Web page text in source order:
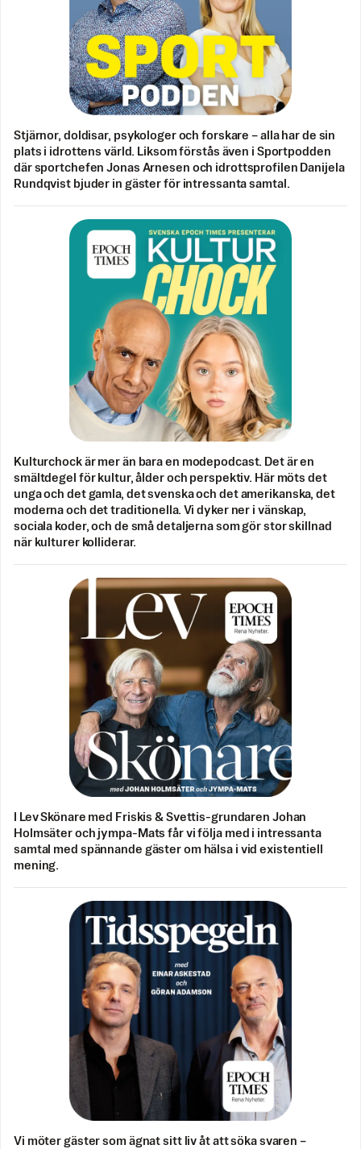
Stjärnor, doldisar, psykologer och forskare – alla har de sin
plats i idrottens värld. Liksom förstås även i Sportpodden
där sportchefen Jonas Arnesen och idrottsprofilen Danijela
Rundqvist bjuder in gäster för intressanta samtal.
Kulturchock är mer än bara en modepodcast. Det är en
smältdegel för kultur, ålder och perspektiv. Här möts det
unga och det gamla, det svenska och det amerikanska, det
moderna och det traditionella. Vi dyker ner i vänskap,
sociala koder, och de små detaljerna som gör stor skillnad
när kulturer kolliderar.
I Lev Skönare med Friskis & Svettis-grundaren Johan
Holmsäter och jympa-Mats får vi följa med i intressanta
samtal med spännande gäster om hälsa i vid existentiell
mening.
Vi möter gäster som ägnat sitt liv åt att söka svaren –